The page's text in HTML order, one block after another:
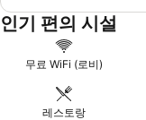
인기 편의 시설
무료 WiFi (로비)
레스토랑